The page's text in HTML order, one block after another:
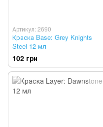
Артикул: 2690
Краска Base: Grey Knights
Steel 12 мл
102 грн